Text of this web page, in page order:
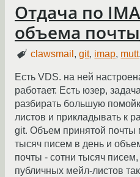
Отдача по
объема почты
clawsmail ,git, imap, mutt,
Есть VDS. на ней
работает. Есть юзер,
разбирать большую
листов и прикладывать к
git. Объем принятой почты
тысяч писем в день и
почты - сотни тысяч
публичных мейл-листов